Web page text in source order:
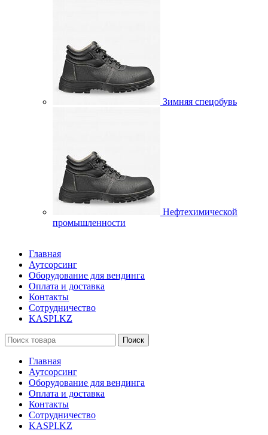
Зимняя спецобувь
Нефтехимической
промышленности
Главная
Аутсорсинг
Оборудование для вендинга
Оплата и доставка
Контакты
Сотрудничество
KASPI.KZ
Поиск
Главная
Аутсорсинг
Оборудование для вендинга
Оплата и доставка
Контакты
Сотрудничество
KASPI.KZ